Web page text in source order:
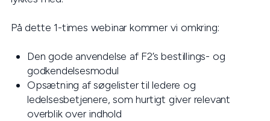
På dette 1-times webinar kommer vi omkring:
Den gode anvendelse af F2’s bestillings- og
godkendelsesmodul
Opsætning af søgelister til ledere og
ledelsesbetjenere, som hurtigt giver relevant
overblik over indhold